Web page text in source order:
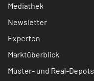
Mediathek
Newsletter
Experten
Marktüberblick
Muster- und Real-Depots